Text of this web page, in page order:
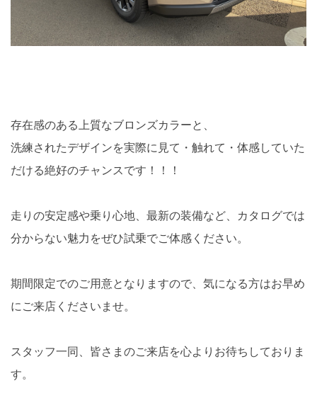
存在感のある上質なブロンズカラーと、
洗練されたデザインを実際に見て・触れて・体感していた
だける絶好のチャンスです！！！
走りの安定感や乗り心地、最新の装備など、カタログでは
分からない魅力をぜひ試乗でご体感ください。
期間限定でのご用意となりますので、気になる方はお早め
にご来店くださいませ。
スタッフ一同、皆さまのご来店を心よりお待ちしておりま
す。